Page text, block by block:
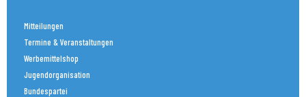
Mitteilungen
Termine & Veranstaltungen
Werbemittelshop
Jugendorganisation
Bundespartei